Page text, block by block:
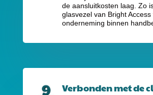
de aansluitkosten laag. Zo
glasvezel van Bright
onderneming binnen
Verbonden met de